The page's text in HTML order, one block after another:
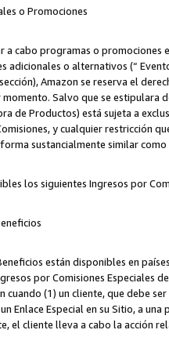
o Promociones
a cabo programas o
adicionales o alternativos (“
Amazon se reserva el
Salvo que se
de Productos) está sujeta a
y cualquier restricción
sustancialmente similar
los siguientes Ingresos por
están disponibles en
por Comisiones Especiales
cuando (1) un cliente, que debe
Enlace Especial en su Sitio, a
el cliente lleva a cabo la acción